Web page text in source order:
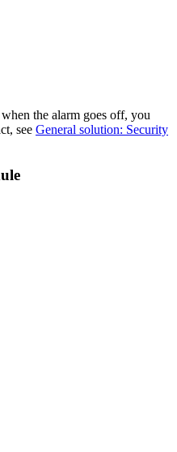
the alarm goes off, you
see General solution: Security